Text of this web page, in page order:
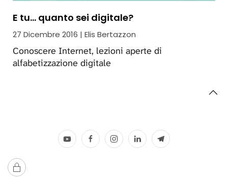
E tu... quanto sei digitale?
27 Dicembre 2016 | Elis Bertazzon
Conoscere Internet, lezioni aperte di
alfabetizzazione digitale